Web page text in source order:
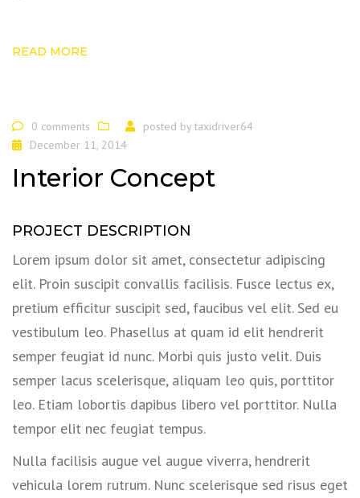
READ MORE
0 comments posted by taxidriver64
December 11, 2014
Interior Concept
PROJECT DESCRIPTION
Lorem ipsum dolor sit amet, consectetur adipiscing
elit. Proin suscipit convallis facilisis. Fusce lectus ex,
pretium efficitur suscipit sed, faucibus vel elit. Sed eu
vestibulum leo. Phasellus at quam id elit hendrerit
semper feugiat id nunc. Morbi quis justo velit. Duis
semper lacus scelerisque, aliquam leo quis, porttitor
leo. Etiam lobortis dapibus libero vel porttitor. Nulla
tempor elit nec feugiat tempus.
Nulla facilisis augue vel augue viverra, hendrerit
vehicula lorem rutrum. Nunc scelerisque sed risus eget